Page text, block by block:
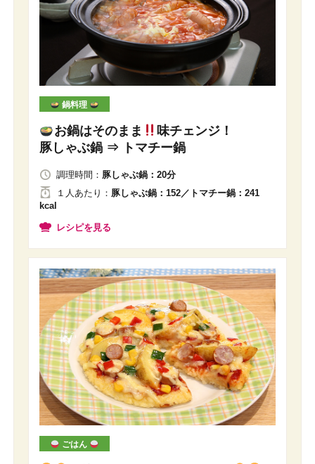
鍋料理
お鍋はそのまま
味チェンジ！
豚しゃぶ鍋 ⇒ トマチー鍋
調理時間： 豚しゃぶ鍋：20分
１人あたり ： 豚しゃぶ鍋：152／トマチー鍋：241
kcal
レシピを見る
ごはん